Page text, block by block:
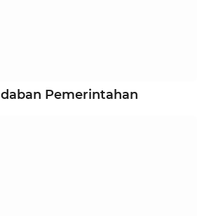
Pemerintahan